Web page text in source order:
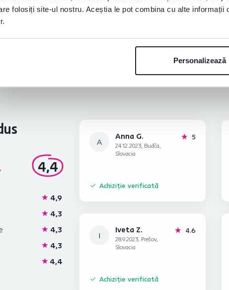
folosiți site-ul nostru. Aceștia le pot combina cu alte
Personalizează
ne și vă vom ajuta cu plăcere
359 228 037
4,4
4,9
4,3
4,3
4,3
4,4
A
Anna G.
24.12.2023, Budča,
Slovacia
5stele
Achiziție verificată
I
Iveta Z.
28.9.2023, Prešov,
Slovacia
4.6
Achiziție verificată